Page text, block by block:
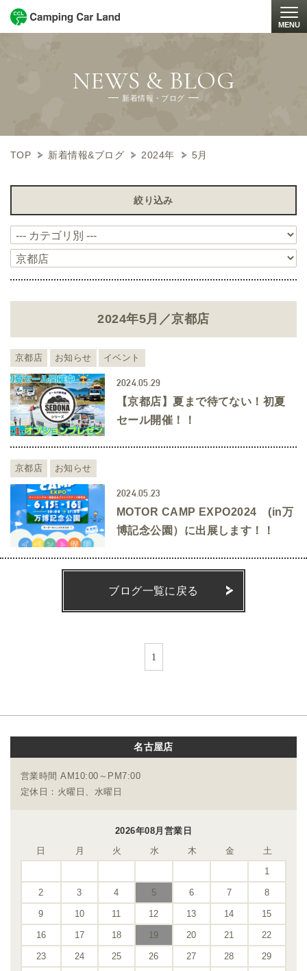
MENU
NEWS & BLOG
新着情報・ブログ
TOP 新着情報&ブログ 2024年 5月
絞り込み
2024年5月／京都店
京都店 お知らせ イベント
2024.05.29
【京都店】夏まで待てない！初夏
セール開催！！
京都店 お知らせ
2024.05.23
MOTOR CAMP EXPO2024 (in万
博記念公園）に出展します！！
ブログ一覧に戻る
1
名古屋店
営業時間 AM10:00～PM7:00
定休日：火曜日、水曜日
2026年08月営業日
日
月 火 水 木 金
土
1
2 3 4 5 6 7 8
9 10 11 12 13 14 15
16 17 18 19 20 21 22
23 24 25 26 27 28 29